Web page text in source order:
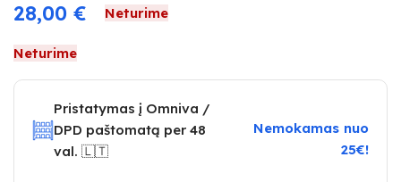
28,00 € Neturime
Neturime
Pristatymas į Omniva /
DPD paštomatą per 48
val. 🇱🇹
Nemokamas nuo
25€!